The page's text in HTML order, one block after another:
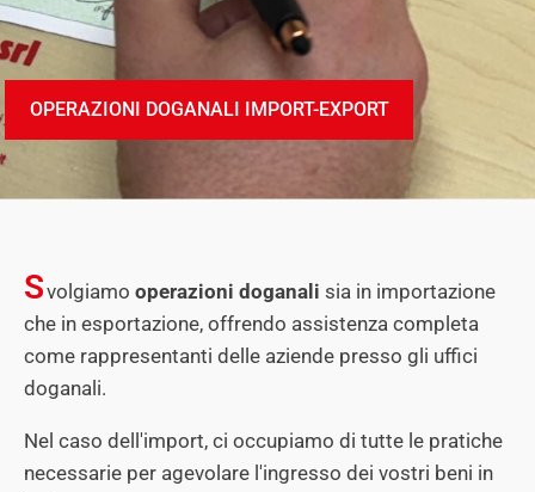
OPERAZIONI DOGANALI IMPORT-EXPORT
Svolgiamo operazioni doganali sia in importazione
che in esportazione, offrendo assistenza completa
come rappresentanti delle aziende presso gli uffici
doganali.
Nel caso dell'import, ci occupiamo di tutte le pratiche
necessarie per agevolare l'ingresso dei vostri beni in